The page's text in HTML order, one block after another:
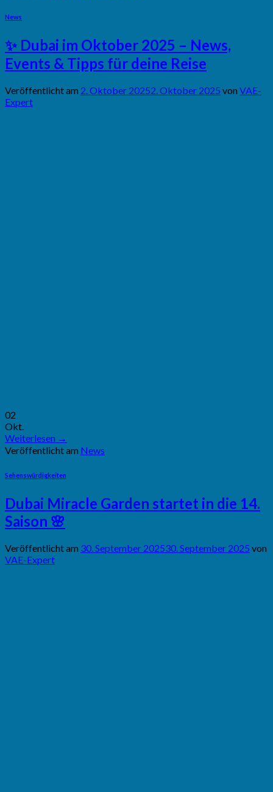
News
✨ Dubai im Oktober 2025 – News,
Events & Tipps für deine Reise
Veröffentlicht am 2. Oktober 20252. Oktober 2025 von VAE-
Expert
02
Okt.
Weiterlesen →
Veröffentlicht am News
Sehenswürdigkeiten
Dubai Miracle Garden startet in die 14.
Saison 🌸
Veröffentlicht am 30. September 202530. September 2025 von
VAE-Expert